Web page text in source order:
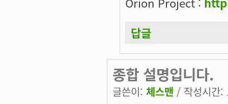
답글
종합 설명입니다.
글쓴이: 체스맨 / 작성시간